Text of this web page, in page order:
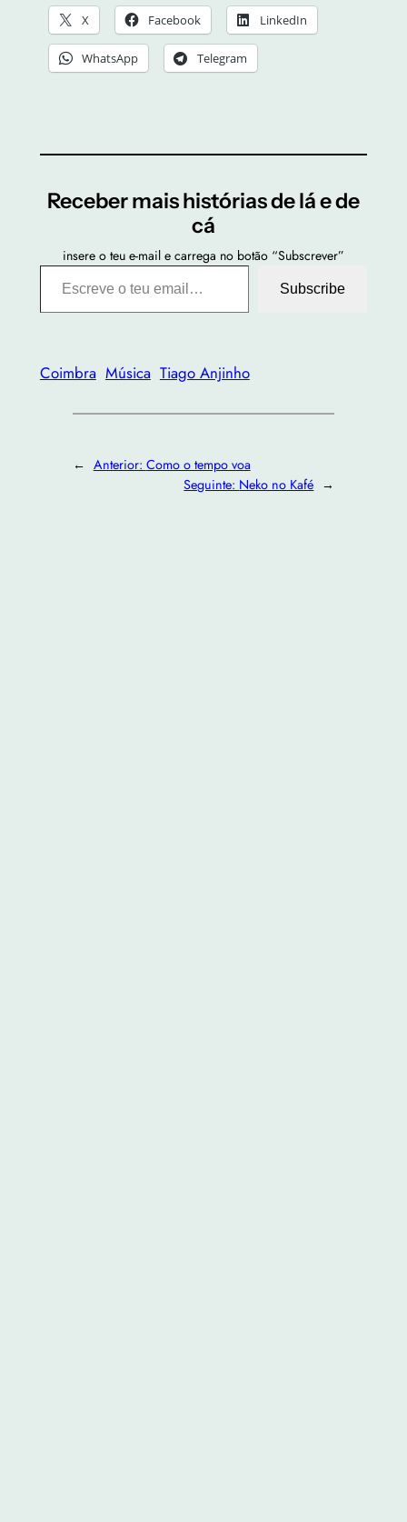
X Facebook LinkedIn
WhatsApp Telegram
Receber mais histórias de lá e de
cá
insere o teu e-mail e carrega no botão “Subscrever”
Escreve o teu email…
Subscribe
Coimbra Música Tiago Anjinho
← Anterior: Como o tempo voa
Seguinte: Neko no Kafé →